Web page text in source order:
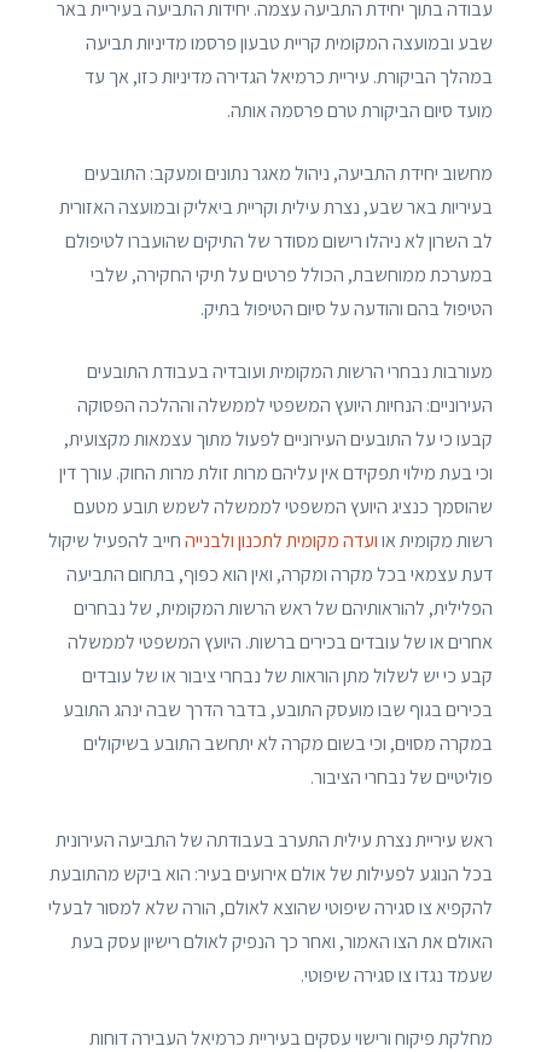
עבודה בתוך יחידת התביעה עצמה. יחידות התביעה בעיריית באר
שבע ובמועצה המקומית קריית טבעון פרסמו מדיניות תביעה
במהלך הביקורת. עיריית כרמיאל הגדירה מדיניות כזו, אך עד
מועד סיום הביקורת טרם פרסמה אותה.
מחשוב יחידת התביעה, ניהול מאגר נתונים ומעקב: התובעים
בעיריות באר שבע, נצרת עילית וקריית ביאליק ובמועצה האזורית
לב השרון לא ניהלו רישום מסודר של התיקים שהועברו לטיפולם
במערכת ממוחשבת, הכולל פרטים על תיקי החקירה, שלבי
הטיפול בהם והודעה על סיום הטיפול בתיק.
מעורבות נבחרי הרשות המקומית ועובדיה בעבודת התובעים
העירוניים: הנחיות היועץ המשפטי לממשלה וההלכה הפסוקה
קבעו כי על התובעים העירוניים לפעול מתוך עצמאות מקצועית,
וכי בעת מילוי תפקידם אין עליהם מרות זולת מרות החוק. עורך דין
שהוסמך כנציג היועץ המשפטי לממשלה לשמש תובע מטעם
רשות מקומית אוועדה מקומית לתכנון ולבנייהחייב להפעיל שיקול
דעת עצמאי בכל מקרה ומקרה, ואין הוא כפוף, בתחום התביעה
הפלילית, להוראותיהם של ראש הרשות המקומית, של נבחרים
אחרים או של עובדים בכירים ברשות. היועץ המשפטי לממשלה
קבע כי יש לשלול מתן הוראות של נבחרי ציבור או של עובדים
בכירים בגוף שבו מועסק התובע, בדבר הדרך שבה ינהג התובע
במקרה מסוים, וכי בשום מקרה לא יתחשב התובע בשיקולים
פוליטיים של נבחרי הציבור.
ראש עיריית נצרת עילית התערב בעבודתה של התביעה העירונית
בכל הנוגע לפעילות של אולם אירועים בעיר: הוא ביקש מהתובעת
להקפיא צו סגירה שיפוטי שהוצא לאולם, הורה שלא למסור לבעלי
האולם את הצו האמור, ואחר כך הנפיק לאולם רישיון עסק בעת
שעמד נגדו צו סגירה שיפוטי.
מחלקת פיקוח ורישוי עסקים בעיריית כרמיאל העבירה דוחות